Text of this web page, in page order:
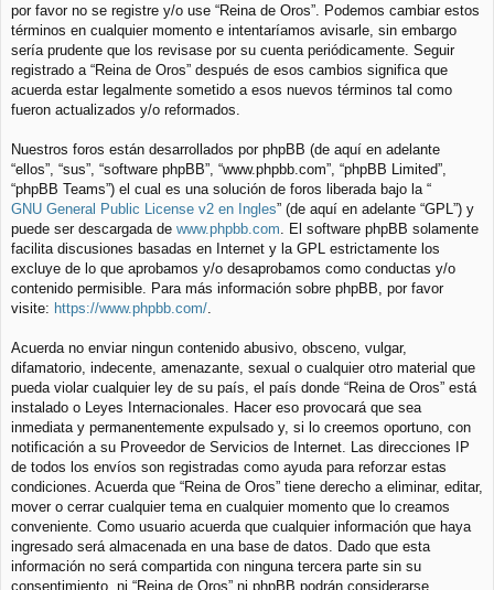
por favor no se registre y/o use “Reina de Oros”. Podemos cambiar estos
términos en cualquier momento e intentaríamos avisarle, sin embargo
sería prudente que los revisase por su cuenta periódicamente. Seguir
registrado a “Reina de Oros” después de esos cambios significa que
acuerda estar legalmente sometido a esos nuevos términos tal como
fueron actualizados y/o reformados.
Nuestros foros están desarrollados por phpBB (de aquí en adelante
“ellos”, “sus”, “software phpBB”, “www.phpbb.com”, “phpBB Limited”,
“phpBB Teams”) el cual es una solución de foros liberada bajo la “
GNU General Public License v2 en Ingles” (de aquí en adelante “GPL”) y
puede ser descargada de www.phpbb.com . El software phpBB solamente
facilita discusiones basadas en Internet y la GPL estrictamente los
excluye de lo que aprobamos y/o desaprobamos como conductas y/o
contenido permisible. Para más información sobre phpBB, por favor
visite: https://www.phpbb.com/
Acuerda no enviar ningun contenido abusivo, obsceno, vulgar,
difamatorio, indecente, amenazante, sexual o cualquier otro material que
pueda violar cualquier ley de su país, el país donde “Reina de Oros” está
instalado o Leyes Internacionales. Hacer eso provocará que sea
inmediata y permanentemente expulsado y, si lo creemos oportuno, con
notificación a su Proveedor de Servicios de Internet. Las direcciones IP
de todos los envíos son registradas como ayuda para reforzar estas
condiciones. Acuerda que “Reina de Oros” tiene derecho a eliminar, editar,
mover o cerrar cualquier tema en cualquier momento que lo creamos
conveniente. Como usuario acuerda que cualquier información que haya
ingresado será almacenada en una base de datos. Dado que esta
información no será compartida con ninguna tercera parte sin su
consentimiento, ni “Reina de Oros” ni phpBB podrán considerarse